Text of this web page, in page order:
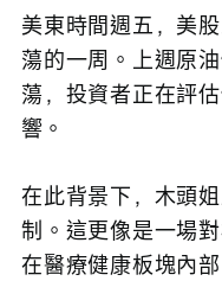
美東時間週五，美
蕩的一周。上週原
蕩，投資者正在評
響。
在此背景下，木頭
制。這更像是一場
在醫療健康板塊內